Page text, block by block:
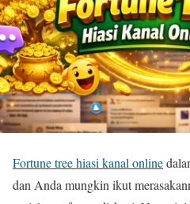
Fortune tree hiasi kanal online
dan Anda mungkin ikut